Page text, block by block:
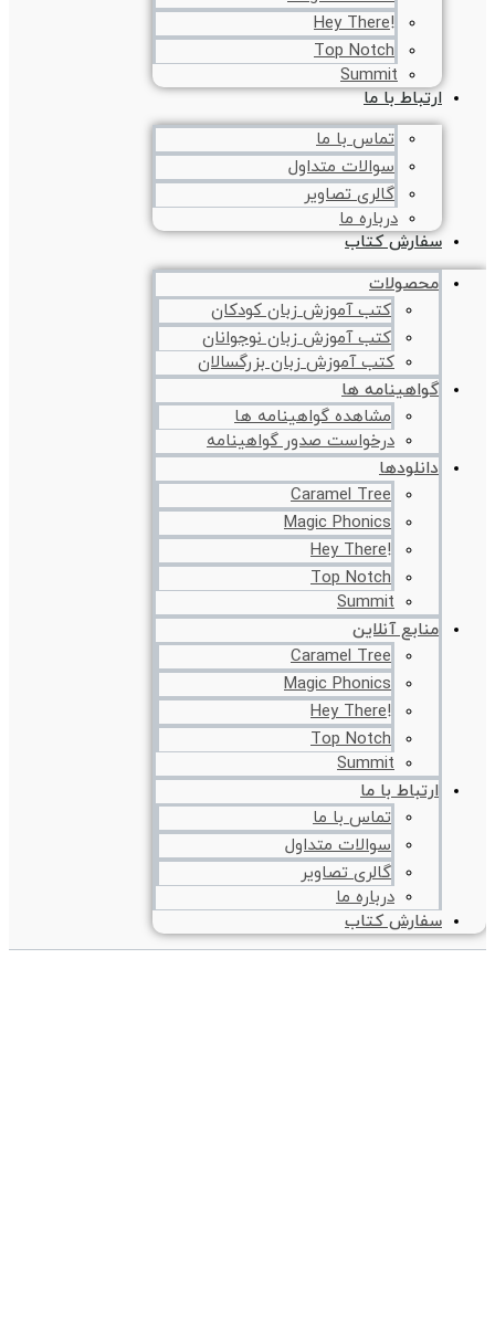
!Hey There
Top Notch
Summit
ارتباط با ما
تماس با ما
سوالات متداول
گالری تصاویر
درباره ما
سفارش کتاب
محصولات
کتب آموزش زبان کودکان
کتب آموزش زبان نوجوانان
کتب آموزش زبان بزرگسالان
گواهینامه ها
مشاهده گواهینامه ها
درخواست صدور گواهینامه
دانلودها
Caramel Tree
Magic Phonics
!Hey There
Top Notch
Summit
منابع آنلاین
Caramel Tree
Magic Phonics
!Hey There
Top Notch
Summit
ارتباط با ما
تماس با ما
سوالات متداول
گالری تصاویر
درباره ما
سفارش کتاب